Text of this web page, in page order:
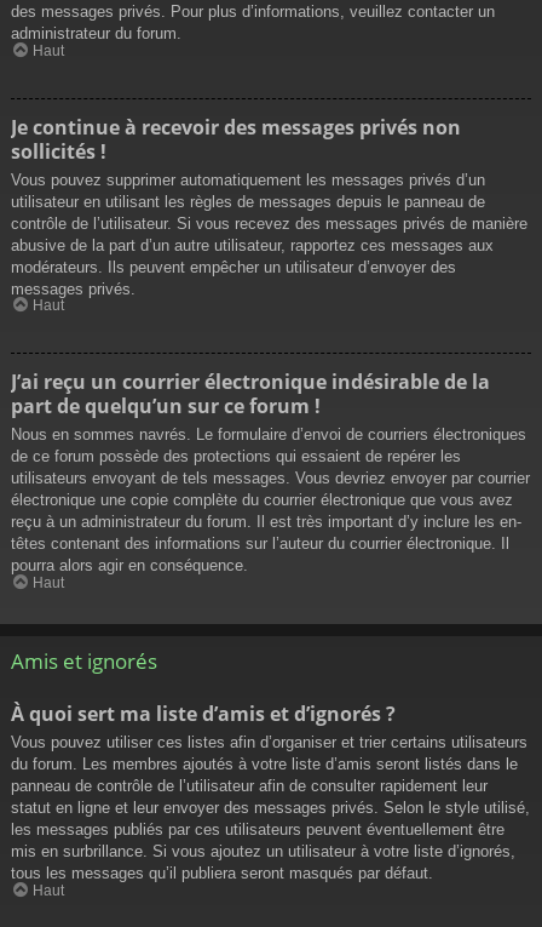
des messages privés. Pour plus d’informations, veuillez contacter un
administrateur du forum.
Haut
Je continue à recevoir des messages privés non
sollicités !
Vous pouvez supprimer automatiquement les messages privés d’un
utilisateur en utilisant les règles de messages depuis le panneau de
contrôle de l’utilisateur. Si vous recevez des messages privés de manière
abusive de la part d’un autre utilisateur, rapportez ces messages aux
modérateurs. Ils peuvent empêcher un utilisateur d’envoyer des
messages privés.
Haut
J’ai reçu un courrier électronique indésirable de la
part de quelqu’un sur ce forum !
Nous en sommes navrés. Le formulaire d’envoi de courriers électroniques
de ce forum possède des protections qui essaient de repérer les
utilisateurs envoyant de tels messages. Vous devriez envoyer par courrier
électronique une copie complète du courrier électronique que vous avez
reçu à un administrateur du forum. Il est très important d’y inclure les en-
têtes contenant des informations sur l’auteur du courrier électronique. Il
pourra alors agir en conséquence.
Haut
Amis et ignorés
À quoi sert ma liste d’amis et d’ignorés ?
Vous pouvez utiliser ces listes afin d’organiser et trier certains utilisateurs
du forum. Les membres ajoutés à votre liste d’amis seront listés dans le
panneau de contrôle de l’utilisateur afin de consulter rapidement leur
statut en ligne et leur envoyer des messages privés. Selon le style utilisé,
les messages publiés par ces utilisateurs peuvent éventuellement être
mis en surbrillance. Si vous ajoutez un utilisateur à votre liste d’ignorés,
tous les messages qu’il publiera seront masqués par défaut.
Haut